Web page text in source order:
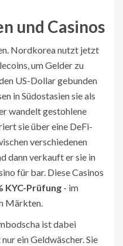
und Casinos
Nordkorea nutzt jetzt
um Gelder zu
US-Dollar gebunden
in Südostasien sie als
wandelt gestohlene
sie über eine DeFi-
verschiedenen
dann verkauft er sie in
für bar. Diese Casinos
KYC-Prüfung - im
Märkten.
ist dabei
ein Geldwäscher. Sie